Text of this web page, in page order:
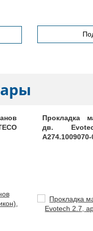
Прокладка
дв.
A274.1009070-